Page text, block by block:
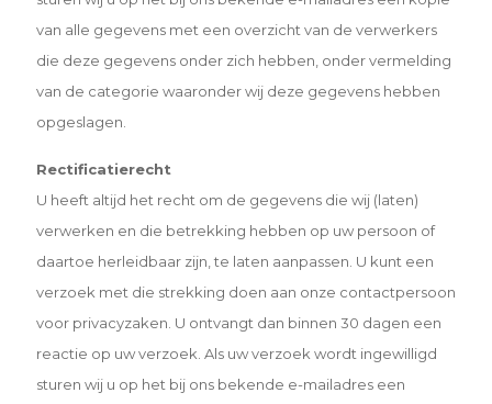
van alle gegevens met een overzicht van de verwerkers
die deze gegevens onder zich hebben, onder vermelding
van de categorie waaronder wij deze gegevens hebben
opgeslagen.
Rectificatierecht
U heeft altijd het recht om de gegevens die wij (laten)
verwerken en die betrekking hebben op uw persoon of
daartoe herleidbaar zijn, te laten aanpassen. U kunt een
verzoek met die strekking doen aan onze contactpersoon
voor privacyzaken. U ontvangt dan binnen 30 dagen een
reactie op uw verzoek. Als uw verzoek wordt ingewilligd
sturen wij u op het bij ons bekende e-mailadres een